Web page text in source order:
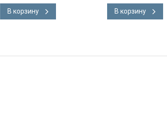
В корзину В корзину